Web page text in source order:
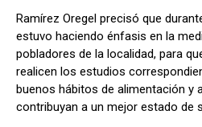
Ramírez Oregel precisó que
estuvo haciendo énfasis en la
pobladores de la localidad, para
realicen los estudios
buenos hábitos de alimentación y
contribuyan a un mejor estado de